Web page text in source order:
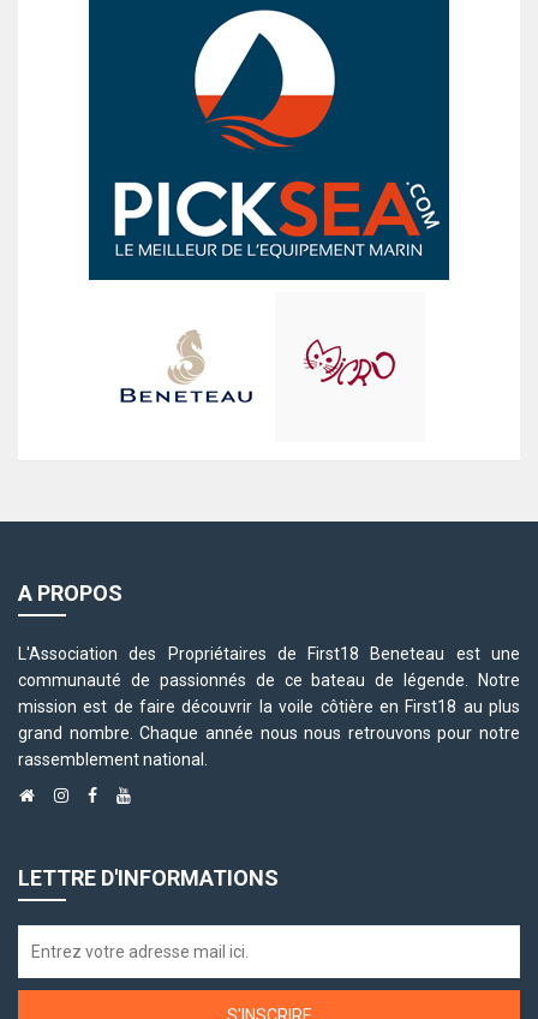
A PROPOS
L'Association des Propriétaires de First18 Beneteau est une
communauté de passionnés de ce bateau de légende. Notre
mission est de faire découvrir la voile côtière en First18 au plus
grand nombre. Chaque année nous nous retrouvons pour notre
rassemblement national.
LETTRE D'INFORMATIONS